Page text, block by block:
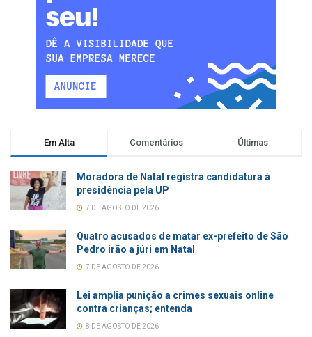
Em Alta Comentários Últimas
Moradora de Natal registra candidatura à
presidência pela UP
7 DE AGOSTO DE 2026
Quatro acusados de matar ex-prefeito de São
Pedro irão a júri em Natal
7 DE AGOSTO DE 2026
Lei amplia punição a crimes sexuais online
contra crianças; entenda
8 DE AGOSTO DE 2026